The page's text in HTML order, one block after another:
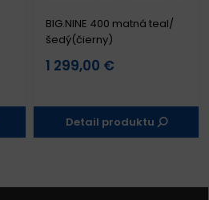
BIG.NINE 400 matná teal/
šedý(čierny)
1 299,00 €
Detail produktu